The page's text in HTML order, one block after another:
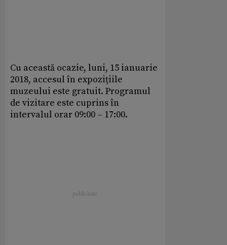
Cu această ocazie, luni, 15 ianuarie
2018, accesul în expozițiile
muzeului este gratuit. Programul
de vizitare este cuprins în
intervalul orar 09:00 – 17:00.